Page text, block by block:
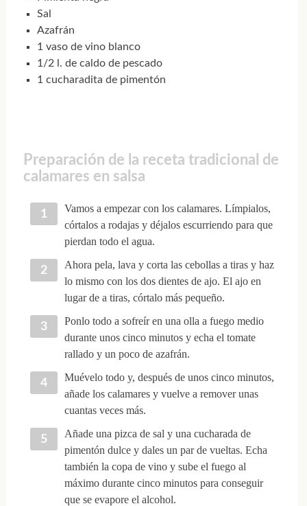
Sal
Azafrán
1 vaso de vino blanco
1/2 l. de caldo de pescado
1 cucharadita de pimentón
Preparación de la receta tradicional de
calamares en salsa
Vamos a empezar con los calamares. Límpialos,
córtalos a rodajas y déjalos escurriendo para que
pierdan todo el agua.
Ahora pela, lava y corta las cebollas a tiras y haz
lo mismo con los dos dientes de ajo. El ajo en
lugar de a tiras, córtalo más pequeño.
Ponlo todo a sofreír en una olla a fuego medio
durante unos cinco minutos y echa el tomate
rallado y un poco de azafrán.
Muévelo todo y, después de unos cinco minutos,
añade los calamares y vuelve a remover unas
cuantas veces más.
Añade una pizca de sal y una cucharada de
pimentón dulce y dales un par de vueltas. Echa
también la copa de vino y sube el fuego al
máximo durante cinco minutos para conseguir
que se evapore el alcohol.